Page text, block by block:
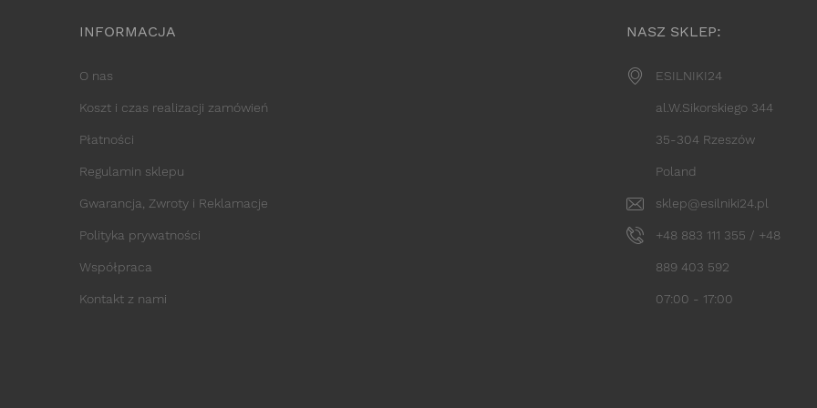
INFORMACJA
O nas
Koszt i czas realizacji zamówień
Płatności
Regulamin sklepu
Gwarancja, Zwroty i Reklamacje
Polityka prywatności
Współpraca
Kontakt z nami
NASZ SKLEP:
ESILNIKI24
al.W.Sikorskiego 344
35-304 Rzeszów
Poland
sklep@esilniki24.pl
+48 883 111 355 / +48
889 403 592
07:00 - 17:00